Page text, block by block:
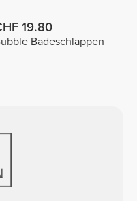
19.80
Badeschlappen